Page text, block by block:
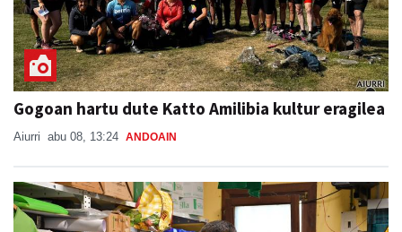
Gogoan hartu dute Katto Amilibia kultur eragilea
Aiurri abu 08, 13:24 ANDOAIN